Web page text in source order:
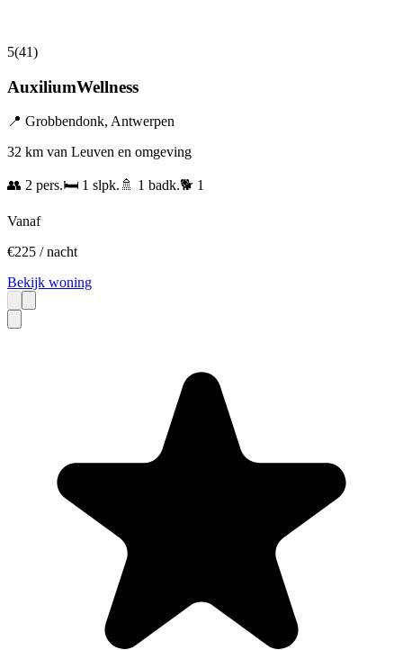
5(41)
AuxiliumWellness
📍 Grobbendonk, Antwerpen
32 km van Leuven en omgeving
👥 2 pers.🛏️ 1 slpk. 🚿 1 badk.🐕 1
Vanaf
€225 / nacht
Bekijk woning